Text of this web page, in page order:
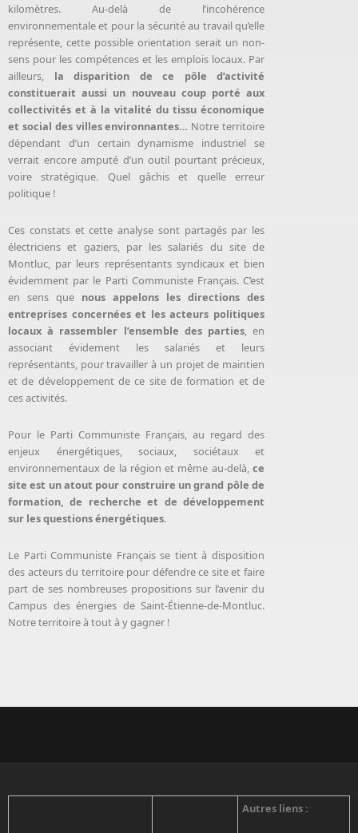
kilomètres. Au-delà de l’incohérence
environnementale et pour la sécurité au travail qu’elle
représente, cette possible orientation serait un non-
sens pour les compétences et les emplois locaux. Par
ailleurs, la disparition de ce pôle d’activité
constituerait aussi un nouveau coup porté aux
collectivités et à la vitalité du tissu économique
et social des villes environnantes… Notre territoire
dépendant d’un certain dynamisme industriel se
verrait encore amputé d’un outil pourtant précieux,
voire stratégique. Quel gâchis et quelle erreur
politique !
Ces constats et cette analyse sont partagés par les
électriciens et gaziers, par les salariés du site de
Montluc, par leurs représentants syndicaux et bien
évidemment par le Parti Communiste Français. C’est
en sens que nous appelons les directions des
entreprises concernées et les acteurs politiques
locaux à rassembler l’ensemble des parties, en
associant évidement les salariés et leurs
représentants, pour travailler à un projet de maintien
et de développement de ce site de formation et de
ces activités.
Pour le Parti Communiste Français, au regard des
enjeux énergétiques, sociaux, sociétaux et
environnementaux de la région et même au-delà, ce
site est un atout pour construire un grand pôle de
formation, de recherche et de développement
sur les questions énergétiques.
Le Parti Communiste Français se tient à disposition
des acteurs du territoire pour défendre ce site et faire
part de ses nombreuses propositions sur l’avenir du
Campus des énergies de Saint-Étienne-de-Montluc.
Notre territoire à tout à y gagner !
Autres liens :